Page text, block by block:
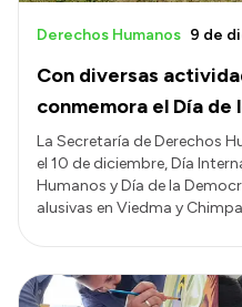
Con diversas
conmemora el Día de
Derechos Humanos 9 de
La Secretaría de Derechos
el 10 de diciembre, Día
Humanos y Día de la
alusivas en Viedma y